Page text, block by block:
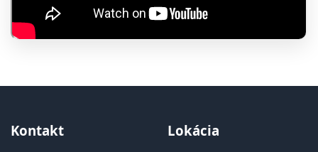
Kontakt Lokácia